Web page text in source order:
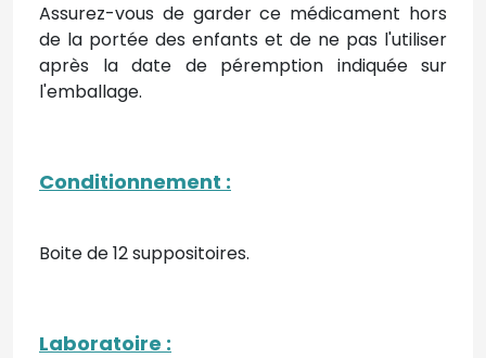
Assurez-vous de garder ce médicament hors
de la portée des enfants et de ne pas l'utiliser
après la date de péremption indiquée sur
l'emballage.
Conditionnement :
Boite de 12 suppositoires.
Laboratoire :